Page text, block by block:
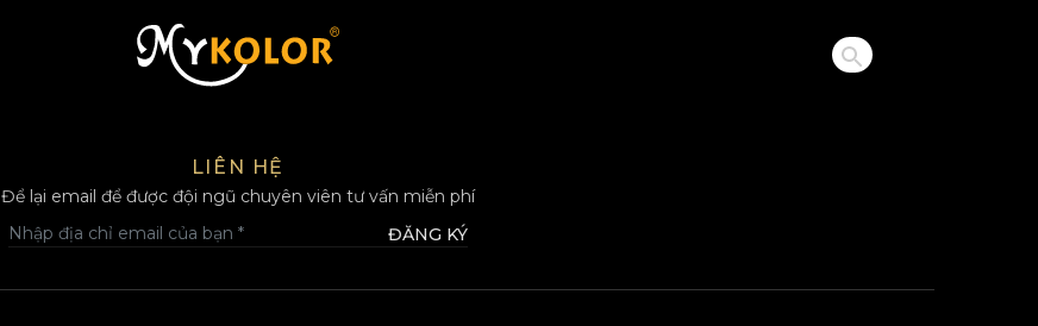
MYKOLOR
LIÊN HỆ
Để lại email để được đội ngũ chuyên viên tư vấn miễn phí
ĐĂNG KÝ